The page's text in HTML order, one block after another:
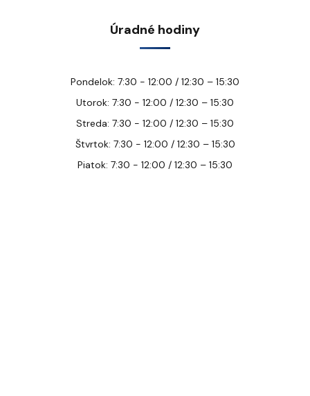
Úradné hodiny
Pondelok: 7:30 - 12:00 / 12:30 – 15:30
Utorok: 7:30 - 12:00 / 12:30 – 15:30
Streda: 7:30 - 12:00 / 12:30 – 15:30
Štvrtok: 7:30 - 12:00 / 12:30 – 15:30
Piatok: 7:30 - 12:00 / 12:30 – 15:30